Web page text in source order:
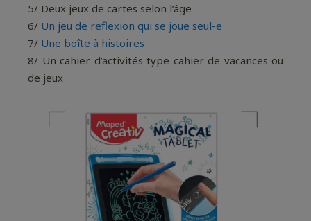
5/ Deux jeux de cartes selon l’âge
6/ Un jeu de reflexion qui se joue seul-e
7/ Une boîte à histoires
8/ Un cahier d’activités type cahier de vacances ou
de jeux